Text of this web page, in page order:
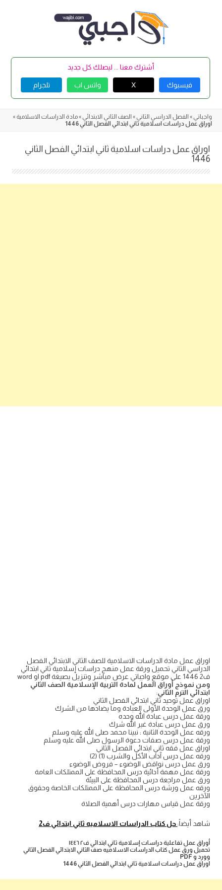
أشترك معنا ... ليصلك كل جديد
فيسبوك X واتس اب تلجرام
واجباتي » الفصل الدراسي الثاني » الصف الثاني الابتدائي »مادة الدراسات الاسلامية »
اوراق عمل دراسات اسلامية ثاني ابتدائي الفصل الثاني 1446
اوراق عمل دراسات اسلامية ثاني ابتدائي الفصل الثاني
1446
اوراق عمل مادة الدراسات الاسلامية للصف الثاني الابتدائي الفصل
الدراسي الثاني تحميل ورقة عمل منهج دراسات إسلامية ثاني ابتدائي
ف2 1446 على موقع واجباتي عرض مباشر وتنزيل بصيغة pdf او word
ومن نموذج أوراق العمل لمادة التربية الإسلامية الصف الثاني
ابتدائي الترم الثاني:
اوراق عمل توحيد ثاني ابتدائي الفصل الثاني
ورق عمل الوحدة الأولى العبادة وما يضادها من الشرك
ورقة عمل درس عبادة الله وحده
ورق عمل درس عبادة غير الله شرك
ورقه عمل الوحدة الثانية : نبينا محمد صلى الله عليه وسلم
ورقة عمل درس صفات دعوة الرسول صلى الله عليه وسلم
اوراق عمل فقه ثاني ابتدائي الفصل الثاني
ورقه عمل درس آداب الأكل والشرب (1) (2)
ورق عمل درس نواقض الوضوء – فروض الوضوء
ورقة عمل مهمة أدائية درس المحافظة على الممتلكات العامة
ورق عمل مراجعة درس المحافظة على البيئة
ورقه عمل ورشة درس المحافظة على الممتلكات الخاصة وحقوق
الآخرين
ورقة عمل قياس مهارات درس أهمية الصلاة
شاهد أيضاً:حل كتاب الدراسات الاسلاميه ثاني ابتدائي ف2
أوراق عمل تفاعلية دراسات إسلامية ثاني ابتدائي ف٢ ١٤٤٦
تحميل ورق عمل كتاب الدراسات الاسلاميه صف الثاني الابتدائي الفصل الثاني
وورد و PDF
اوراق عمل دراسات اسلامية ثاني ابتدائي الفصل الثاني 1446